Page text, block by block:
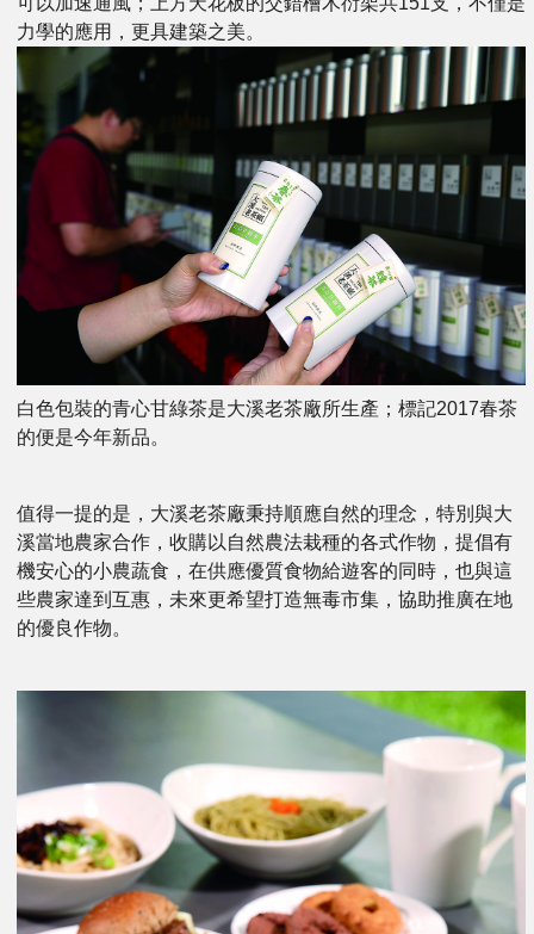
力學的應用，更具建築之美。
白色包裝的青心甘綠茶是大溪老茶廠所生產；標記2017春茶
的便是今年新品。
值得一提的是，大溪老茶廠秉持順應自然的理念，特別與大
溪當地農家合作，收購以自然農法栽種的各式作物，提倡有
機安心的小農蔬食，在供應優質食物給遊客的同時，也與這
些農家達到互惠，未來更希望打造無毒市集，協助推廣在地
的優良作物。